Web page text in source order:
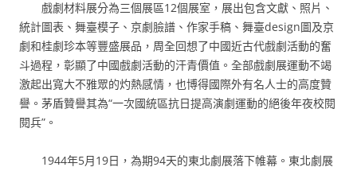
戲劇材料展分為三個展區12個展室，展出包含文獻、照片、
統計圖表、舞臺模子、京劇臉譜、作家手稿、舞臺design圖及京
劇和桂劇珍本等豐盛展品，周全回想了中國近古代戲劇活動的奮
斗過程，彰顯了中國戲劇活動的汗青價值。全部戲劇展運動不竭
激起出寬大不雅眾的灼熱感情，也博得國際外有名人士的高度贊
譽。茅盾贊譽其為“一次國統區抗日提高演劇運動的絕後年夜校閱
閱兵”。
1944年5月19日，為期94天的東北劇展落下帷幕。東北劇展